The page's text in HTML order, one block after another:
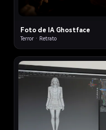
Foto de IA Ghostface
Terror · Retrato
7